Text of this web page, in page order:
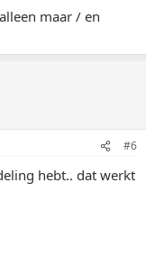
maar / en
#6
hebt.. dat werkt